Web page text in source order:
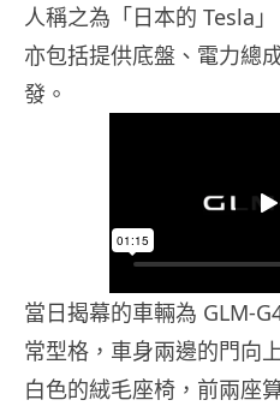
人稱之為「日本的 Tesla
亦包括提供底盤、電力總
發。
當日揭幕的車輛為 GLM-
常型格，車身兩邊的門向
白色的絨毛座椅，前兩座